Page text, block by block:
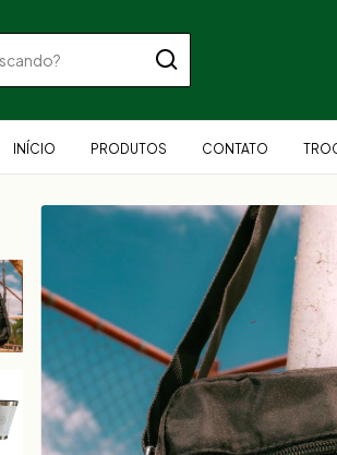
INÍCIO PRODUTOS CONTATO